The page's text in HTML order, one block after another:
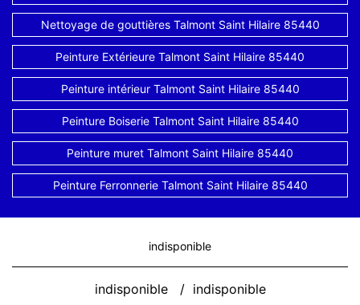
Nettoyage de gouttières Talmont Saint Hilaire 85440
Peinture Extérieure Talmont Saint Hilaire 85440
Peinture intérieur Talmont Saint Hilaire 85440
Peinture Boiserie Talmont Saint Hilaire 85440
Peinture muret Talmont Saint Hilaire 85440
Peinture Ferronnerie Talmont Saint Hilaire 85440
indisponible
indisponible / indisponible